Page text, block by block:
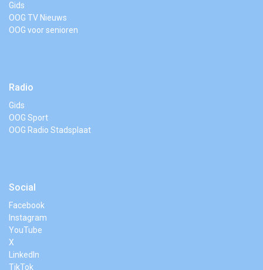
Gids
OOG TV Nieuws
OOG voor senioren
Radio
Gids
OOG Sport
OOG Radio Stadsplaat
Social
Facebook
Instagram
YouTube
X
LinkedIn
TikTok